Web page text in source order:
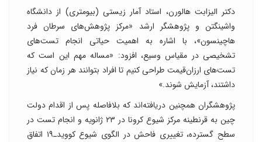
دکتر الیزابت هالورن، استاد آمار زیستی (بیومتری) از دانشگاه
واشینگتن و پژوهشگر ارشد «مرکز پژوهش‌های سرطان فرد
هاچینسون»، با اشاره به اهمیت حیاتی انجام تست‌های
تشخیصی در مقیاس وسیع، افزود: «مساله مهم این است که
تست‌های ارزان‌قیمت طراحی کنیم تا افراد بتوانند هر زمان که نیاز
داشتند، آزمایش شوند.»
پژوهشگران همچنین دریافته‌اند که بلافاصله پس از اقدام دولت
چین به قرنطینه مرکز شیوع کرونا در ۲۳ ژانویه و انجام تست در
سطح گسترده، تغییری فاحش در الگوی شیوع کووید‌ـ‌۱۹ اتفاق